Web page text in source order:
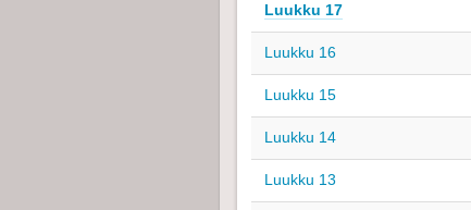
Luukku 17
Luukku 16
Luukku 15
Luukku 14
Luukku 13